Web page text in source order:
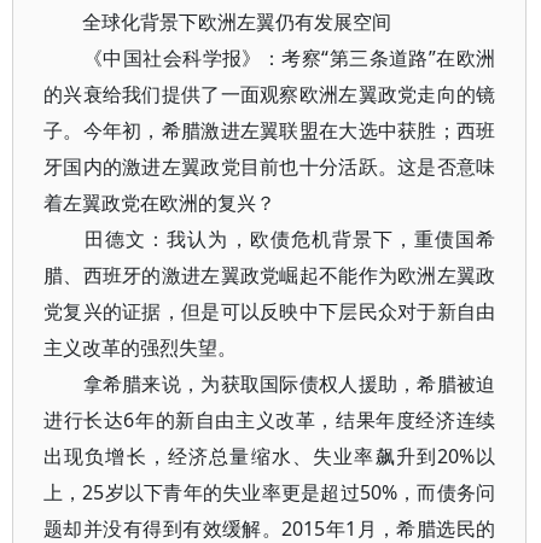
全球化背景下欧洲左翼仍有发展空间
《中国社会科学报》：考察“第三条道路”在欧洲
的兴衰给我们提供了一面观察欧洲左翼政党走向的镜
子。今年初，希腊激进左翼联盟在大选中获胜；西班
牙国内的激进左翼政党目前也十分活跃。这是否意味
着左翼政党在欧洲的复兴？
田德文：我认为，欧债危机背景下，重债国希
腊、西班牙的激进左翼政党崛起不能作为欧洲左翼政
党复兴的证据，但是可以反映中下层民众对于新自由
主义改革的强烈失望。
拿希腊来说，为获取国际债权人援助，希腊被迫
进行长达6年的新自由主义改革，结果年度经济连续
出现负增长，经济总量缩水、失业率飙升到20%以
上，25岁以下青年的失业率更是超过50%，而债务问
题却并没有得到有效缓解。2015年1月，希腊选民的